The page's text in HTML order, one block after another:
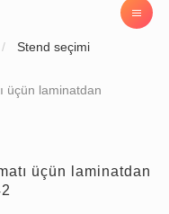
Stend seçimi
üçün laminatdan
üçün laminatdan